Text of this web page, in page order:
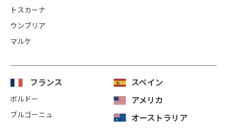
トスカーナ
ウンブリア
マルケ
フランス
ボルドー
ブルゴーニュ
スペイン
アメリカ
オーストラリア